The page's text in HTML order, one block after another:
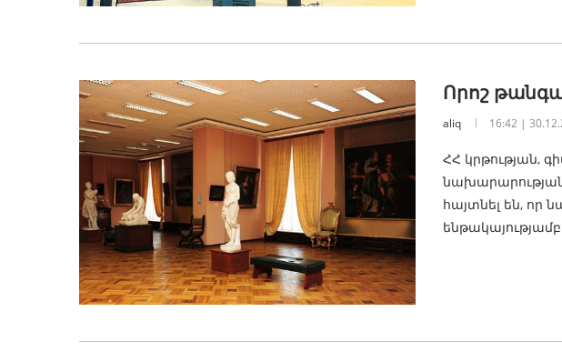
Որոշ
aliq 16:42 |
ՀՀ կրթության,
նախարարության
հայտնել են, որ